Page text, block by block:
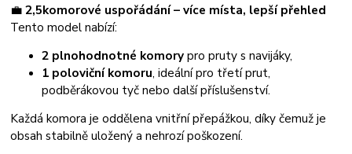
💼2,5komorové uspořádání – více místa, lepší přehled
Tento model nabízí:
2 plnohodnotné komorypro pruty s navijáky,
1 poloviční komoru, ideální pro třetí prut,
podběrákovou tyč nebo další příslušenství.
Každá komora je oddělena vnitřní přepážkou, díky čemuž je
obsah stabilně uložený a nehrozí poškození.